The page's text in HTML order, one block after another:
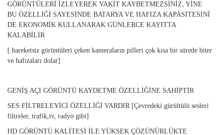
GÖRÜNTÜLERİ İZLEYEREK VAKİT KAYBETMEZSİNİZ, YİNE
BU ÖZELLİĞİ SAYESİNDE BATARYA VE HAFIZA KAPASİTESİNİ
DE EKONOMİK KULLANARAK GÜNLERCE KAYITTA
KALABİLİR
[ hareketsiz görüntüleri çeken kameraların pilleri çok kısa bir sürede biter
ve hafızaları dolar]
GENİŞ AÇI GÖRÜNTÜ KAYDETME ÖZELLİĞİNE SAHİPTİR
SES FİLTRELEYİCİ ÖZELLİĞİ VARDIR [Çevredeki gürültülü sesleri
filtreler, trafik,tv, radyo gibi]
HD GÖRÜNTÜ KALİTESİ İLE YÜKSEK ÇÖZÜNÜRLÜKTE